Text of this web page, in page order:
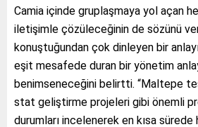
Camia içinde gruplaşmaya yol açan
iletişimle çözüleceğinin de sözünü
konuştuğundan çok dinleyen bir
eşit mesafede duran bir yönetim
benimseneceğini belirtti. “Maltepe
stat geliştirme projeleri gibi önemli
durumları incelenerek en kısa